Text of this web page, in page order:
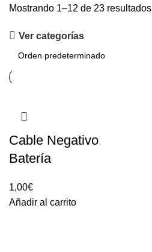
Mostrando 1–12 de 23 resultados
Ver categorías
Cable Negativo
Batería
1,00€
Añadir al carrito